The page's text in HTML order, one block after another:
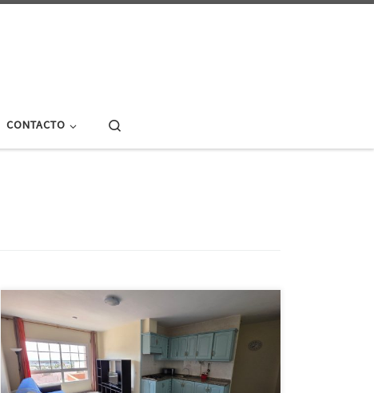
CONTACTO
Apartamento de dos dormitorios, salón-cocina
equipada y baño completo.